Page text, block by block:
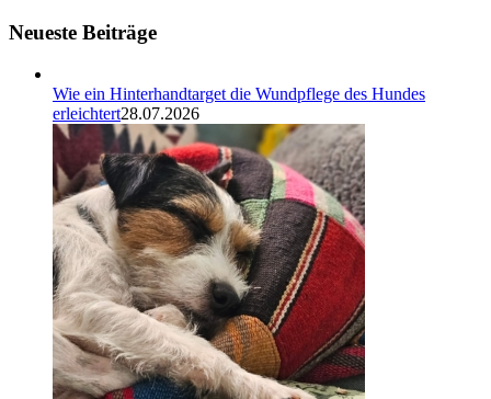
Neueste Beiträge
Wie ein Hinterhandtarget die Wundpflege des Hundes
erleichtert28.07.2026